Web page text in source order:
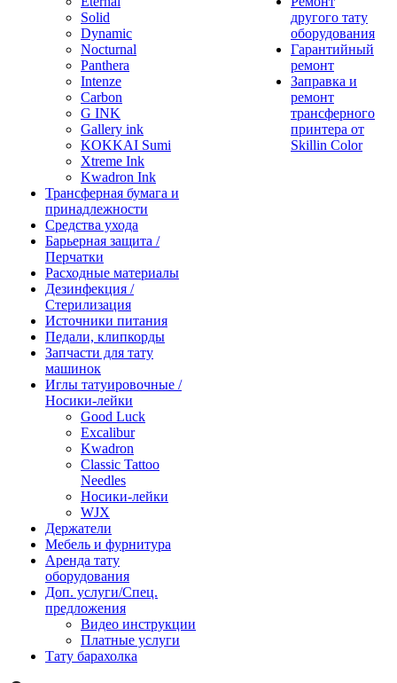
Solid
Dynamic
Nocturnal
Panthera
Intenze
Carbon
G INK
Gallery ink
KOKKAI Sumi
Xtreme Ink
Kwadron Ink
Трансферная бумага и
принадлежности
Средства ухода
Барьерная защита /
Перчатки
Расходные материалы
Дезинфекция /
Стерилизация
Источники питания
Педали, клипкорды
Запчасти для тату
машинок
Иглы татуировочные /
Носики-лейки
Good Luck
Excalibur
Kwadron
Classic Tattoo
Needles
Носики-лейки
WJX
Держатели
Мебель и фурнитура
Аренда тату
оборудования
Доп. услуги/Спец.
предложения
Видео инструкции
Платные услуги
Тату барахолка
другого тату
оборудования
Гарантийный
ремонт
Заправка и
ремонт
трансферного
принтера от
Skillin Color